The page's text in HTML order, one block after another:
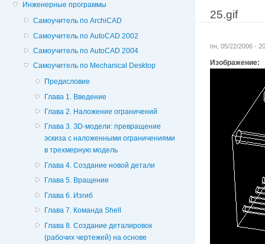
Инженерные программы
Самоучитель по ArchiCAD
Самоучитель по AutoCAD 2002
Самоучитель по AutoCAD 2004
Самоучитель по Mechanical Desktop
Предисловие
Глава 1. Введение
Глава 2. Наложение ограничений
Глава 3. ЗD-модели: превращение
эскиза с наложенными ограничениями
в трехмерную модель
Глава 4. Создание новой детали
Глава 5. Вращение
Глава 6. Изгиб
Глава 7. Команда Shell
Глава 8. Создание деталировок
(рабочих чертежей) на основе
25.gif
пн, 05/22/2006 -
Изображение: